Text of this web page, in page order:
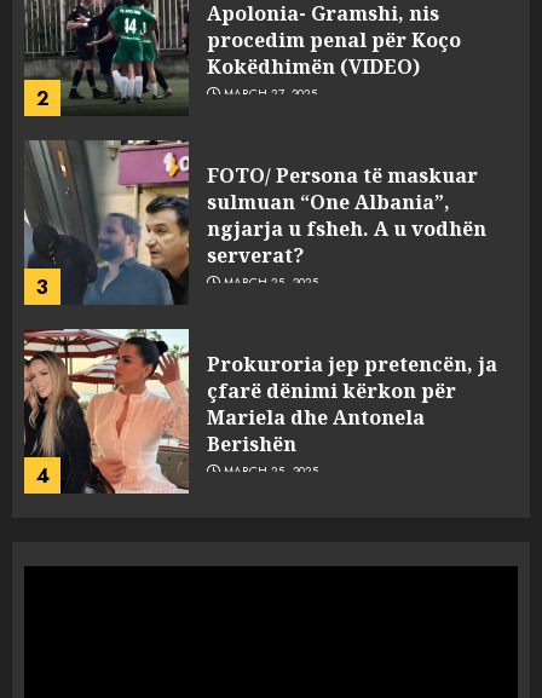
2
Apolonia- Gramshi, nis
procedim penal për Koço
Kokëdhimën (VIDEO)
MARCH 27, 2025
3
FOTO/ Persona të maskuar
sulmuan “One Albania”,
ngjarja u fsheh. A u vodhën
serverat?
MARCH 25, 2025
4
Prokuroria jep pretencën, ja
çfarë dënimi kërkon për
Mariela dhe Antonela
Berishën
MARCH 25, 2025